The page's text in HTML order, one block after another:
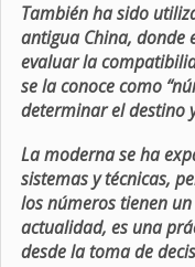
También ha sido
antigua China, donde
evaluar la
se la conoce como
determinar el destino
La moderna se ha
sistemas y técnicas,
los números tienen
actualidad, es una
desde la toma de